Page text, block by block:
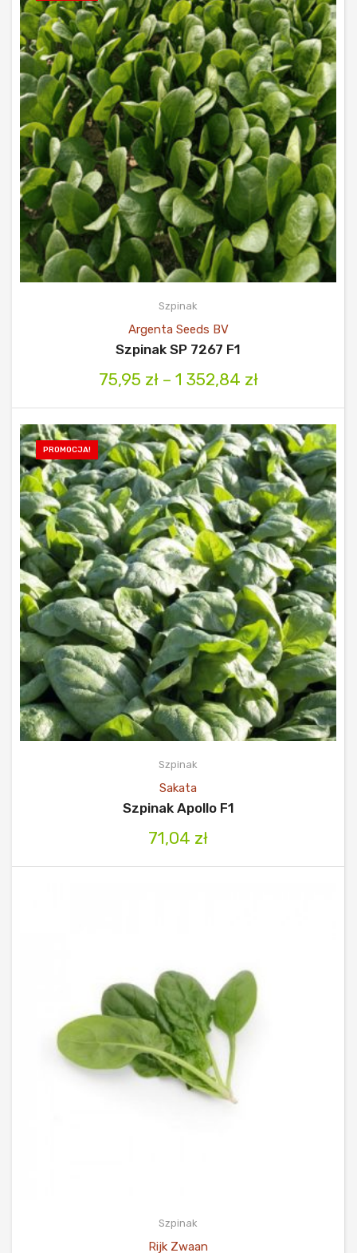
Szpinak
Argenta Seeds BV
Szpinak SP 7267 F1
75,95 zł– 1 352,84 zł
PROMOCJA!
Szpinak
Sakata
Szpinak Apollo F1
71,04 zł
Szpinak
Rijk Zwaan